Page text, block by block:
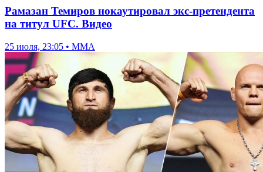
Рамазан Темиров нокаутировал экс-претендента
на титул UFC. Видео
25 июля, 23:05 • ММА